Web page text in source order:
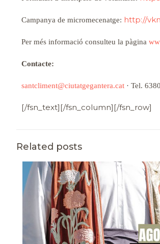
Campanya de micromecenatge: http://
Per més informació consulteu la pàgina
Contacte:
santcliment@ciutatgegantera.cat· Tel.
[/fsn_text][/fsn_column][/fsn_row]
Related posts